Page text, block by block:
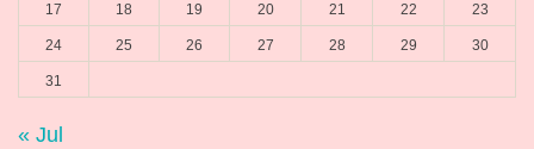
17 18 19 20 21 22 23
24 25 26 27 28 29 30
31
« Jul